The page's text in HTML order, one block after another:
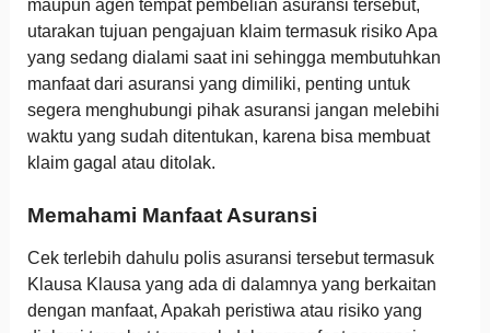
maupun agen tempat pembelian asuransi tersebut,
utarakan tujuan pengajuan klaim termasuk risiko Apa
yang sedang dialami saat ini sehingga membutuhkan
manfaat dari asuransi yang dimiliki, penting untuk
segera menghubungi pihak asuransi jangan melebihi
waktu yang sudah ditentukan, karena bisa membuat
klaim gagal atau ditolak.
Memahami Manfaat Asuransi
Cek terlebih dahulu polis asuransi tersebut termasuk
Klausa Klausa yang ada di dalamnya yang berkaitan
dengan manfaat, Apakah peristiwa atau risiko yang